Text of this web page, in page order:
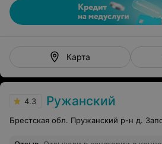
Карта
4.3 Ружанский
Брестская обл. Пружанский р-н д.